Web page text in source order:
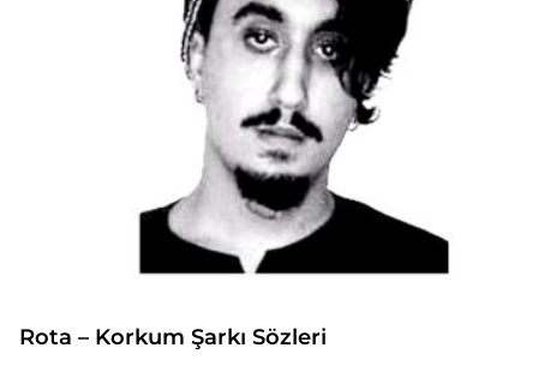
Rota – Korkum Şarkı Sözleri